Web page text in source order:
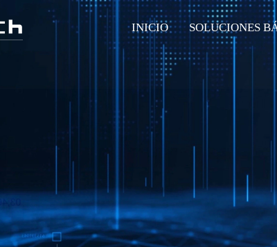
INICIO SOLUCIONES